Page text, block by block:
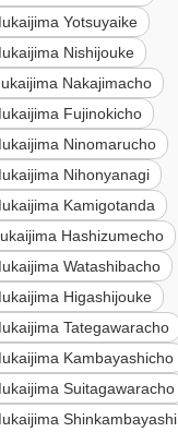
Yotsuyaike
Nishijouke
Nakajimacho
Fujinokicho
Ninomarucho
Nihonyanagi
Kamigotanda
Hashizumecho
Watashibacho
Higashijouke
Tategawaracho
Kambayashicho
Suitagawaracho
Shinkambayashi